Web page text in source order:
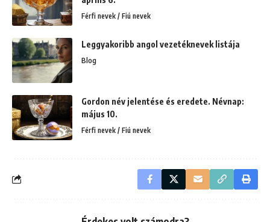
Férfi nevek / Fiú nevek
Leggyakoribb angol vezetéknevek listája
Blog
Gordon név jelentése és eredete. Névnap:
május 10.
Férfi nevek / Fiú nevek